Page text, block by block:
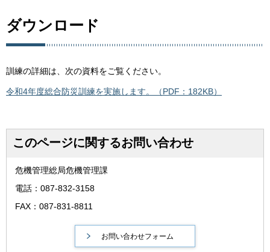
ダウンロード
訓練の詳細は、次の資料をご覧ください。
令和4年度総合防災訓練を実施します。（PDF：182KB）
このページに関するお問い合わせ
危機管理総局危機管理課
電話：087-832-3158
FAX：087-831-8811